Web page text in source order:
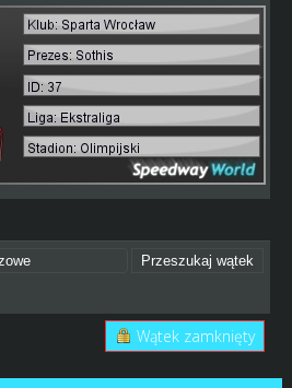
Wątek zamknięty